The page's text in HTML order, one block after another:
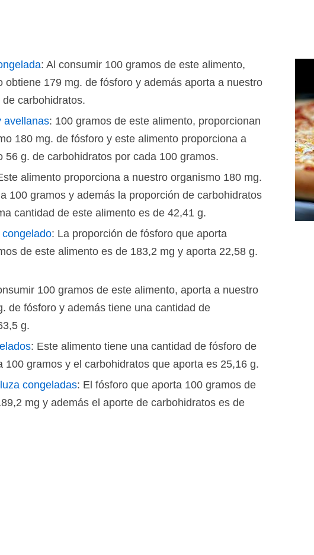
: Al consumir 100 gramos de este alimento,
obtiene 179 mg. de fósforo y además aporta a nuestro
carbohidratos.
avellanas: 100 gramos de este alimento, proporcionan
180 mg. de fósforo y este alimento proporciona a
56 g. de carbohidratos por cada 100 gramos.
alimento proporciona a nuestro organismo 180 mg.
100 gramos y además la proporción de carbohidratos
cantidad de este alimento es de 42,41 g.
: La proporción de fósforo que aporta
de este alimento es de 183,2 mg y aporta 22,58 g.
100 gramos de este alimento, aporta a nuestro
de fósforo y además tiene una cantidad de
g.
: Este alimento tiene una cantidad de fósforo de
100 gramos y el carbohidratos que aporta es 25,16 g.
congeladas: El fósforo que aporta 100 gramos de
mg y además el aporte de carbohidratos es de